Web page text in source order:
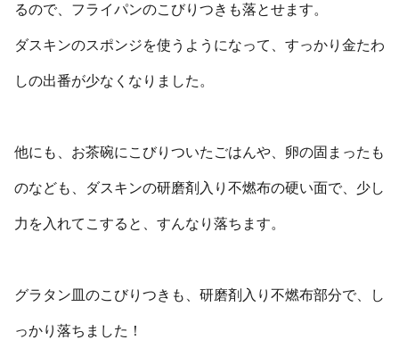
るので、フライパンのこびりつきも落とせます。
ダスキンのスポンジを使うようになって、すっかり金たわ
しの出番が少なくなりました。
他にも、お茶碗にこびりついたごはんや、卵の固まったも
のなども、ダスキンの研磨剤入り不燃布の硬い面で、少し
力を入れてこすると、すんなり落ちます。
グラタン皿のこびりつきも、研磨剤入り不燃布部分で、し
っかり落ちました！